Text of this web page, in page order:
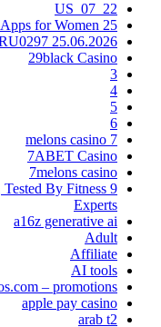
22_07_US
25 Free Workout Apps for Women
25.06.2026 RU0297
29black Casino
3
4
5
6
7 melons casino
7ABET Casino
7melons casino
Tested By Fitness
Experts
a16z generative ai
Adult
Affiliate
AI tools
– promotions
apple pay casino
arab t2